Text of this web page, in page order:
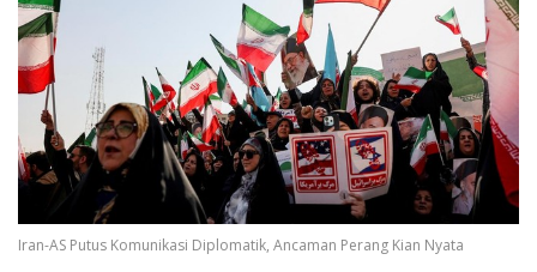
Iran-AS Putus Komunikasi Diplomatik, Ancaman Perang Kian Nyata